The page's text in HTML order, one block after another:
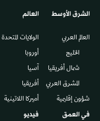
الشرق الأوسط​
العالم العربي
الخليج
شمال أفريقيا
المشرق العربي
شؤون إقليمية
العالم
الولايات المتحدة
أوروبا
آسيا
أفريقيا
أميركا اللاتينية
في العمق فيديو